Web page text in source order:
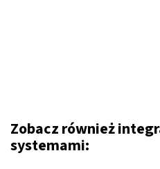
Zobacz również
systemami: